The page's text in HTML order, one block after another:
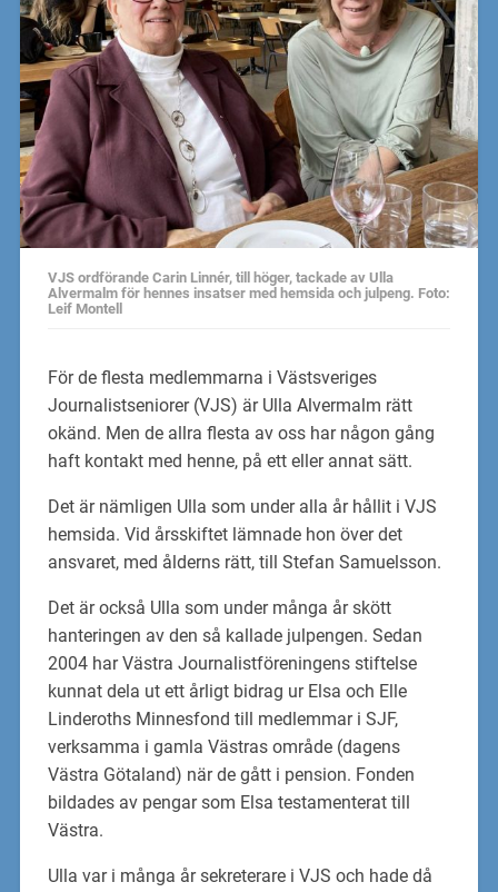
VJS ordförande Carin Linnér, till höger, tackade av Ulla
Alvermalm för hennes insatser med hemsida och julpeng. Foto:
Leif Montell
För de flesta medlemmarna i Västsveriges
Journalistseniorer (VJS) är Ulla Alvermalm rätt
okänd. Men de allra flesta av oss har någon gång
haft kontakt med henne, på ett eller annat sätt.
Det är nämligen Ulla som under alla år hållit i VJS
hemsida. Vid årsskiftet lämnade hon över det
ansvaret, med ålderns rätt, till Stefan Samuelsson.
Det är också Ulla som under många år skött
hanteringen av den så kallade julpengen. Sedan
2004 har Västra Journalistföreningens stiftelse
kunnat dela ut ett årligt bidrag ur Elsa och Elle
Linderoths Minnesfond till medlemmar i SJF,
verksamma i gamla Västras område (dagens
Västra Götaland) när de gått i pension. Fonden
bildades av pengar som Elsa testamenterat till
Västra.
Ulla var i många år sekreterare i VJS och hade då